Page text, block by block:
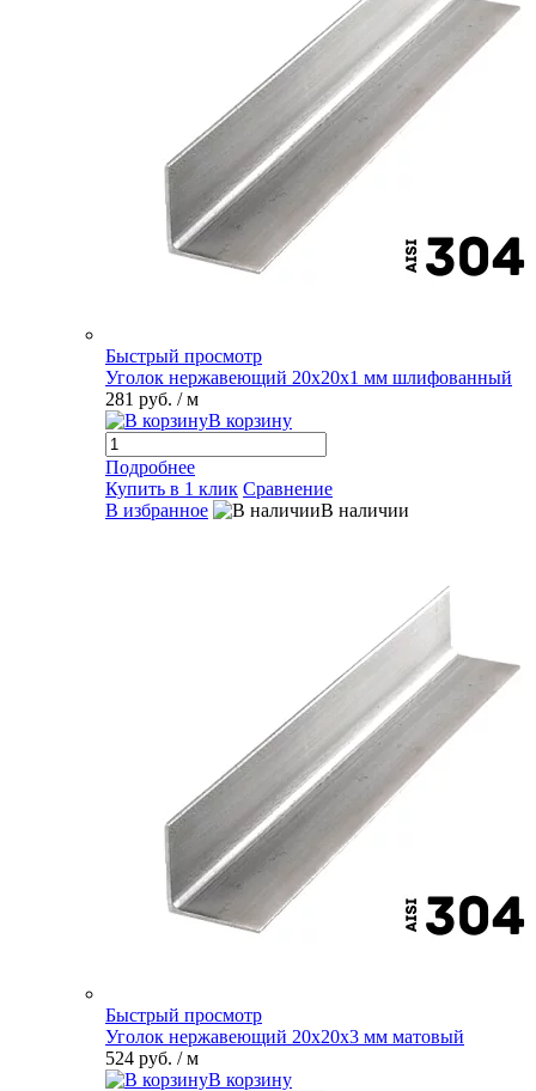
Быстрый просмотр
Уголок нержавеющий 20х20х1 мм шлифованный
281 руб. / м
В корзину
Подробнее
Купить в 1 клик Сравнение
В избранное
В наличии
Быстрый просмотр
Уголок нержавеющий 20х20х3 мм матовый
524 руб. / м
В корзину